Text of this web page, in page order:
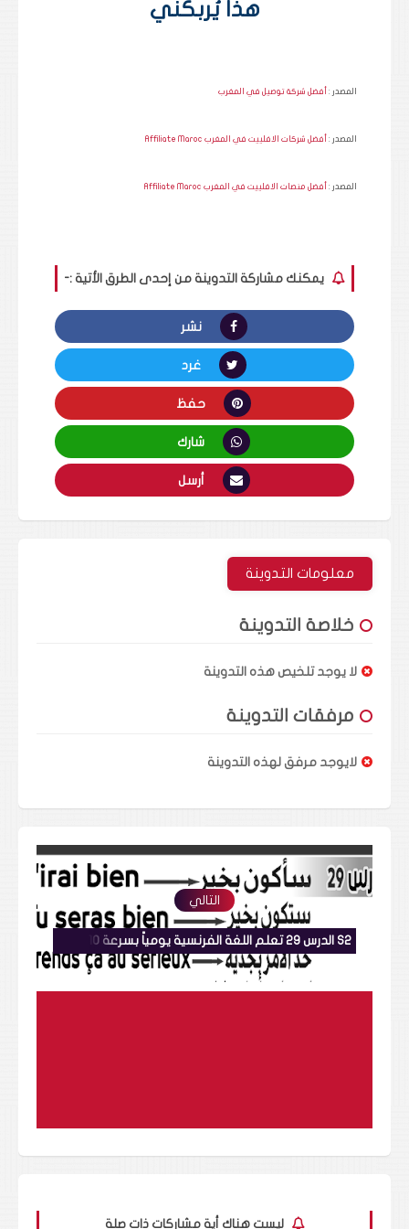
هذا يُربكني
المصدر : أفضل شركة توصيل في المغرب
المصدر : أفضل شركات الافلييت في المغرب Affiliate Maroc
المصدر : أفضل منصات الافلييت في المغرب Affiliate Maroc
يمكنك مشاركة التدوينة من إحدى الطرق الأتية :-
نشر
غرد
حفظ
شارك
أرسل
معلومات التدوينة
خلاصة التدوينة
لا يوجد تلخيص هذه التدوينة
مرفقات التدوينة
لايوجد مرفق لهذه التدوينة
التالي
ليست هناك أية مشاركات ذات صلة